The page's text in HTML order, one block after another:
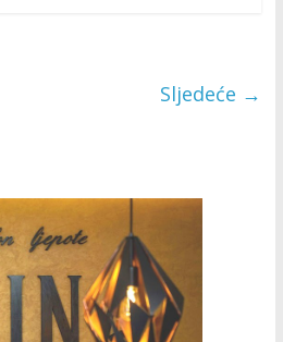
Sljedeće →